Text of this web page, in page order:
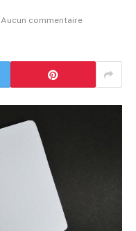
Aucun commentaire